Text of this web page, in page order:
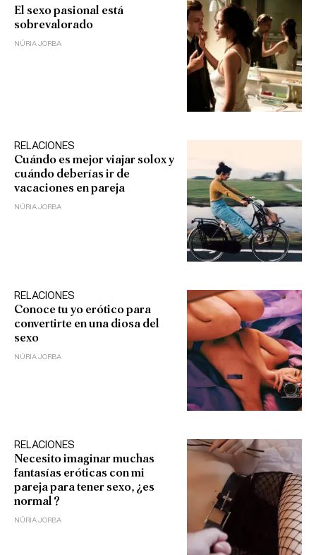
El sexo pasional está
sobrevalorado
NÚRIA JORBA
RELACIONES
Cuándo es mejor viajar solox y
cuándo deberías ir de
vacaciones en pareja
NÚRIA JORBA
RELACIONES
Conoce tu yo erótico para
convertirte en una diosa del
sexo
NÚRIA JORBA
RELACIONES
Necesito imaginar muchas
fantasías eróticas con mi
pareja para tener sexo, ¿es
normal?
NÚRIA JORBA